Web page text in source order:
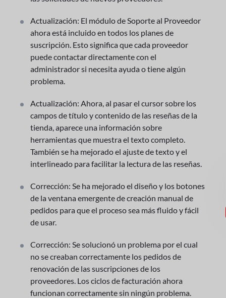
Actualización: El módulo de Soporte al Proveedor
ahora está incluido en todos los planes de
suscripción. Esto significa que cada proveedor
puede contactar directamente con el
administrador si necesita ayuda o tiene algún
problema.
Actualización: Ahora, al pasar el cursor sobre los
campos de título y contenido de las reseñas de la
tienda, aparece una información sobre
herramientas que muestra el texto completo.
También se ha mejorado el ajuste de texto y el
interlineado para facilitar la lectura de las reseñas.
Corrección: Se ha mejorado el diseño y los botones
de la ventana emergente de creación manual de
pedidos para que el proceso sea más fluido y fácil
de usar.
Corrección: Se solucionó un problema por el cual
no se creaban correctamente los pedidos de
renovación de las suscripciones de los
proveedores. Los ciclos de facturación ahora
funcionan correctamente sin ningún problema.